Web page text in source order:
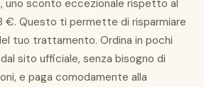
uno sconto eccezionale rispetto al
€. Questo ti permette di risparmiare
tuo trattamento. Ordina in pochi
sito ufficiale, senza bisogno di
e paga comodamente alla